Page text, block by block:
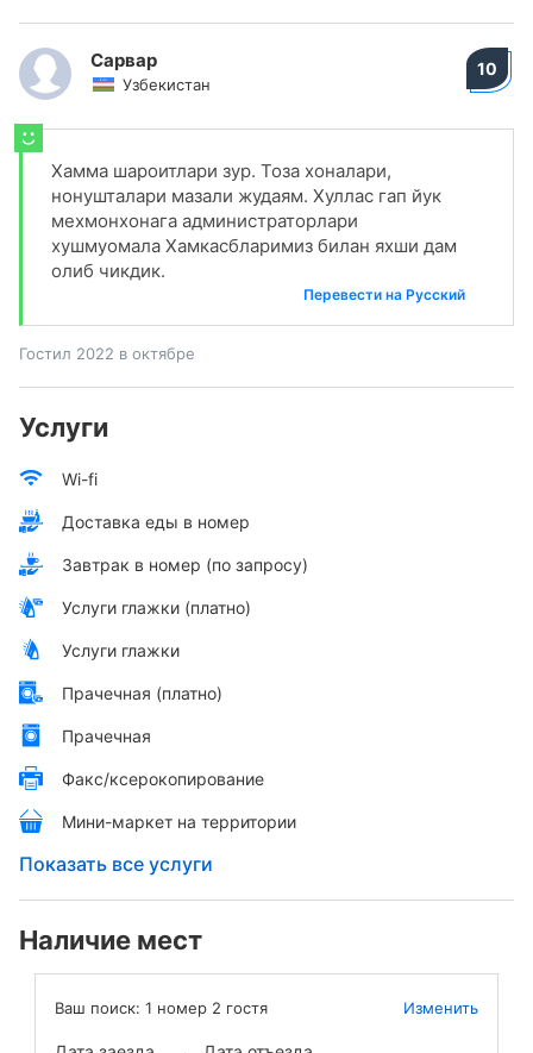
Сарвар
Узбекистан
10
Хамма шароитлари зур. Тоза хоналари,
нонушталари мазали жудаям. Хуллас гап йук
мехмонхонага администраторлари
хушмуомала Хамкасбларимиз билан яхши дам
олиб чикдик.
Перевести на Русский
Гостил 2022 в октябре
Услуги
Wi-fi
Доставка еды в номер
Завтрак в номер (по запросу)
Услуги глажки (платно)
Услуги глажки
Прачечная (платно)
Прачечная
Факс/ксерокопирование
Мини-маркет на территории
Показать все услуги
Наличие мест
Ваш поиск: 1 номер 2 гостя Изменить